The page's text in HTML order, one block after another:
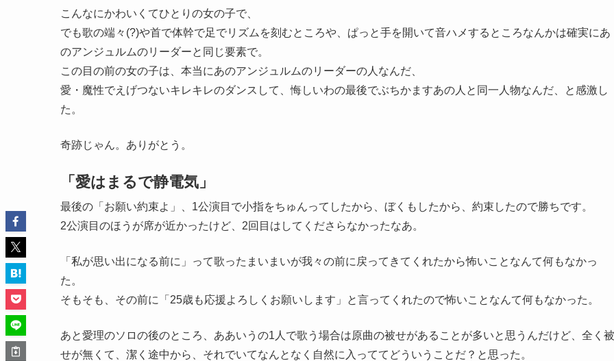
こんなにかわいくてひとりの女の子で、
でも歌の端々(?)や首で体幹で足でリズムを刻むところや、ぱっと手を開いて音ハメするところなんかは確実にあ
のアンジュルムのリーダーと同じ要素で。
この目の前の女の子は、本当にあのアンジュルムのリーダーの人なんだ、
愛・魔性でえげつないキレキレのダンスして、悔しいわの最後でぶちかますあの人と同一人物なんだ、と感激し
た。
奇跡じゃん。ありがとう。
「愛はまるで静電気」
最後の「お願い約束よ」、1公演目で小指をちゅんってしたから、ぼくもしたから、約束したので勝ちです。
2公演目のほうが席が近かったけど、2回目はしてくださらなかったなあ。
「私が思い出になる前に」って歌ったまいまいが我々の前に戻ってきてくれたから怖いことなんて何もなかっ
た。
そもそも、その前に「25歳も応援よろしくお願いします」と言ってくれたので怖いことなんて何もなかった。
あと愛理のソロの後のところ、ああいうの1人で歌う場合は原曲の被せがあることが多いと思うんだけど、全く被
せが無くて、潔く途中から、それでいてなんとなく自然に入っててどういうことだ？と思った。